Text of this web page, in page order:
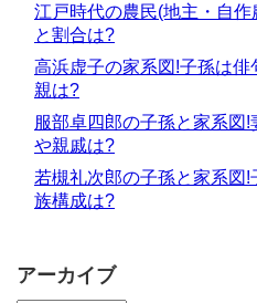
江戸時代の農民(地主・自
と割合は?
高浜虚子の家系図!子孫は
親は?
服部卓四郎の子孫と家系図
や親戚は?
若槻礼次郎の子孫と家系図
族構成は?
アーカイブ